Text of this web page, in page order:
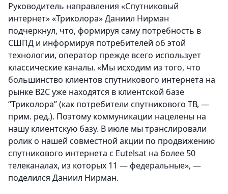
Руководитель направления «Спутниковый
интернет» «Триколора» Даниил Нирман
подчеркнул, что, формируя саму потребность в
СШПД и информируя потребителей об этой
технологии, оператор прежде всего использует
классические каналы. «Мы исходим из того, что
большинство клиентов спутникового интернета на
рынке B2C уже находятся в клиентской базе
“Триколора” (как потребители спутникового ТВ, —
прим. ред.). Поэтому коммуникации нацелены на
нашу клиентскую базу. В июле мы транслировали
ролик о нашей совместной акции по продвижению
спутникового интернета с Eutelsat на более 50
телеканалах, из которых 11 — федеральные», —
поделился Даниил Нирман.